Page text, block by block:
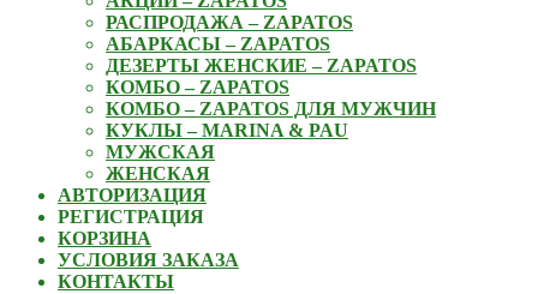
РАСПРОДАЖА – ZAPATOS
АБАРКАСЫ – ZAPATOS
ДЕЗЕРТЫ ЖЕНСКИЕ – ZAPATOS
КОМБО – ZAPATOS
КОМБО – ZAPATOS ДЛЯ МУЖЧИН
КУКЛЫ – MARINA & PAU
МУЖСКАЯ
ЖЕНСКАЯ
АВТОРИЗАЦИЯ
РЕГИСТРАЦИЯ
КОРЗИНА
УСЛОВИЯ ЗАКАЗА
КОНТАКТЫ